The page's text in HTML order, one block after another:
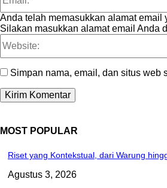
Anda telah memasukkan alamat email
Silakan masukkan alamat email Anda
Simpan nama, email, dan situs web
MOST POPULAR
Riset yang Kontekstual, dari Warung
Agustus 3, 2026